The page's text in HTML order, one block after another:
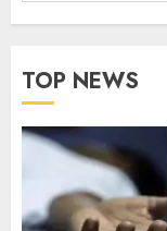
TOP NEWS